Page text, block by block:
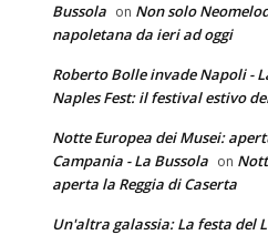
Bussola on Non solo
napoletana da ieri ad oggi
Roberto Bolle invade Napoli -
Naples Fest: il festival estivo
Notte Europea dei Musei:
Campania - La Bussola on
aperta la Reggia di Caserta
Un'altra galassia: La festa del